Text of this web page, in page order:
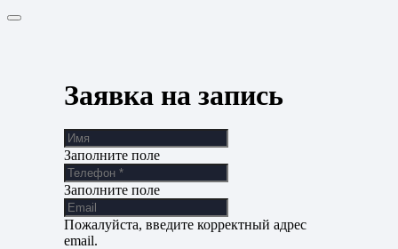
Заявка на запись
Заполните поле
Заполните поле
Пожалуйста, введите корректный адрес
email.